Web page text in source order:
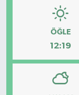
ÖĞLE
12:19